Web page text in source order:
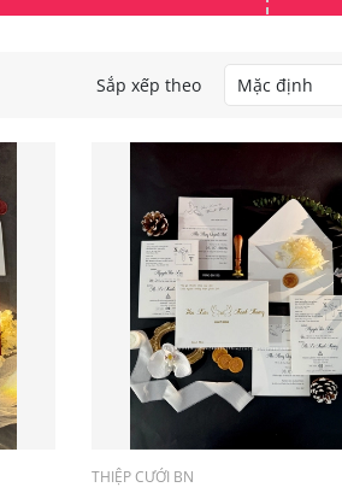
Sắp xếp theo Mặc định
THIỆP CƯỚI BN